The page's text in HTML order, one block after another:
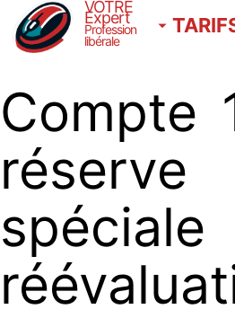
VOTRE
Expert
Profession
libérale
Compte
réserve